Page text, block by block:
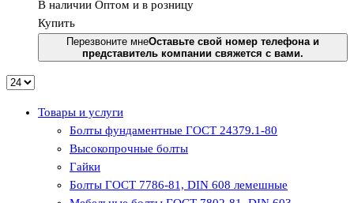
В наличии Оптом и в розницу
Купить
Перезвоните мнеОставьте свой номер телефона и
представитель компании свяжется с вами.
Товары и услуги
Болты фундаментные ГОСТ 24379.1-80
Высокопрочные болты
Гайки
Болты ГОСТ 7786-81, DIN 608 лемешные